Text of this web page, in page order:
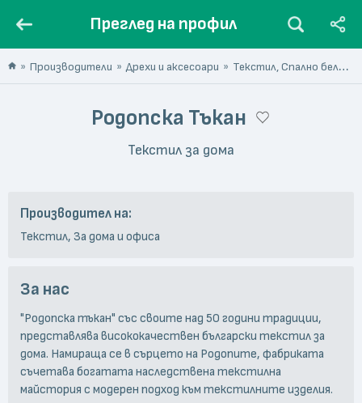
Преглед на профил
Производители Дрехи и аксесоари Текстил, Спално бельо
Родопска Тъкан
Текстил за дома
Производител на:
Текстил, За дома и офиса
За нас
"Родопска тъкан" със своите над 50 години традиции,
представлява висококачествен български текстил за
дома. Намираща се в сърцето на Родопите, фабриката
съчетава богатата наследствена текстилна
майстория с модерен подход към текстилните изделия.